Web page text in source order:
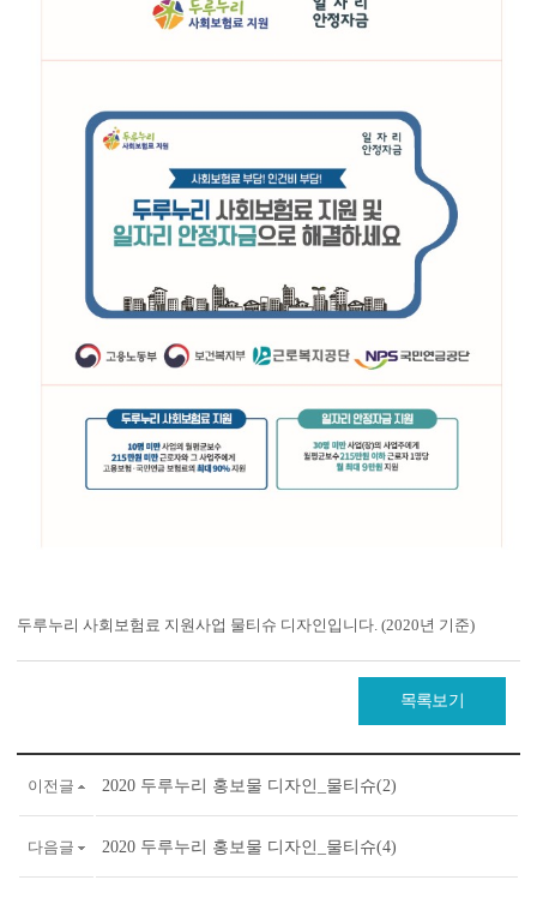
두루누리 사회보험료 지원사업 물티슈 디자인입니다. (2020년 기준)
목록보기
이전글 2020 두루누리 홍보물 디자인_물티슈(2)
다음글 2020 두루누리 홍보물 디자인_물티슈(4)